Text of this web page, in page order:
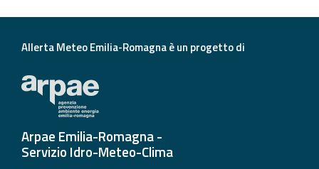
Allerta Meteo Emilia-Romagna è un progetto di
Arpae Emilia-Romagna -
Servizio Idro-Meteo-Clima